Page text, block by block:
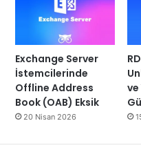
Exchange Server
İstemcilerinde
Offline Address
Book (OAB) Eksik
20 Nisan 2026
ve